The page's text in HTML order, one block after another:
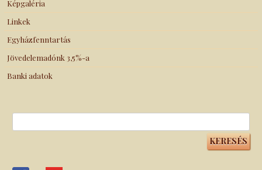
Képgaléria
Linkek
Egyházfenntartás
Jövedelemadónk 3,5%-a
Banki adatok